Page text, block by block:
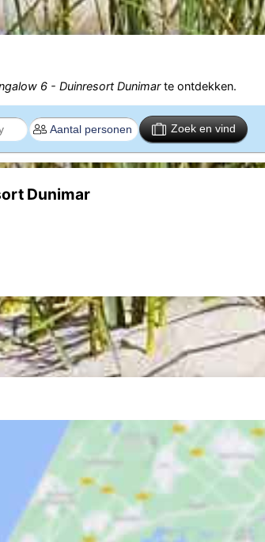
6 - Duinresort Dunimarte ontdekken.
Zoek en vind
Dunimar